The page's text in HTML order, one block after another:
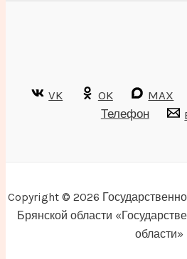
VK OK MAX
Телефон
Copyright © 2026
Брянской области
области»